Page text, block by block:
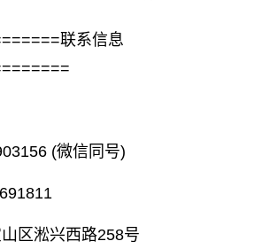
联系信息
(微信同号)
区淞兴西路258号